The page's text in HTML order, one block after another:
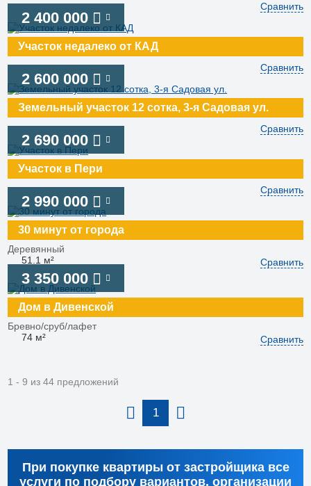
Сравнить
2 400 000
Участок недалеко от КАД
Сравнить
2 600 000
Земельный участок 12 сотка, 3-я Садовая ул.
Сравнить
2 690 000
Участок в Пери
Сравнить
2 990 000
30 минут от города
Деревянный
51.1 м²
Сравнить
3 350 000
Дом в Дивенской
Бревно/сруб/лафет
74 м²
Сравнить
1 - 9 из 44 предложений
1
При покупке квартиры от застройщика все
услуги по подбору вариантов, организации